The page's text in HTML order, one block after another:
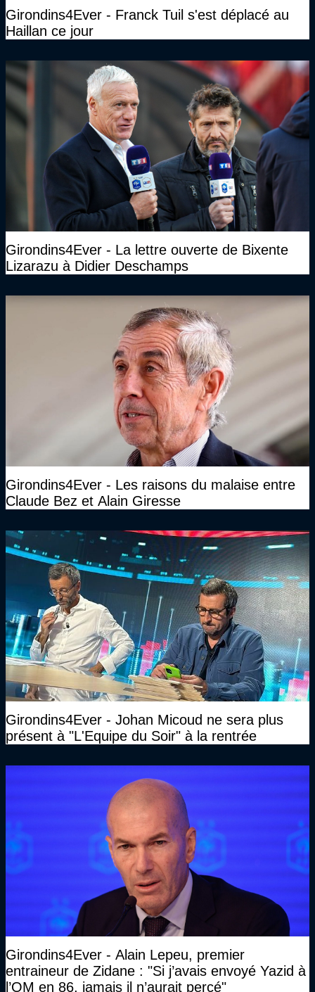
Girondins4Ever - Franck Tuil s'est déplacé au
Haillan ce jour
Girondins4Ever - La lettre ouverte de Bixente
Lizarazu à Didier Deschamps
Girondins4Ever - Les raisons du malaise entre
Claude Bez et Alain Giresse
Girondins4Ever - Johan Micoud ne sera plus
présent à "L'Equipe du Soir" à la rentrée
Girondins4Ever - Alain Lepeu, premier
entraineur de Zidane : "Si j’avais envoyé Yazid à
l’OM en 86, jamais il n’aurait percé"